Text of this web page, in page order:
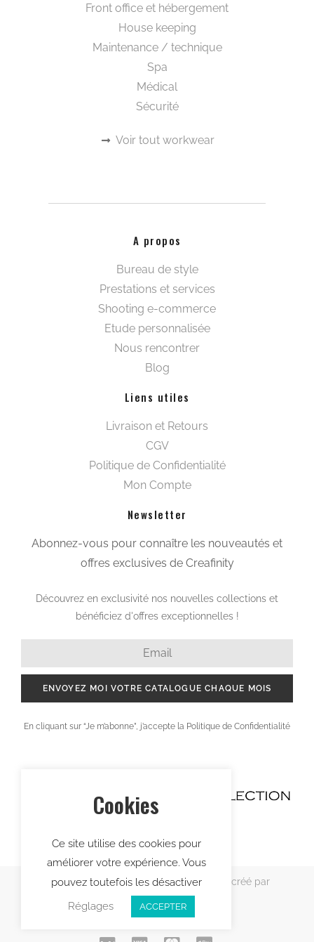
Front office et hébergement
House keeping
Maintenance / technique
Spa
Médical
Sécurité
Voir tout workwear
A propos
Bureau de style
Prestations et services
Shooting e-commerce
Etude personnalisée
Nous rencontrer
Blog
Liens utiles
Livraison et Retours
CGV
Politique de Confidentialité
Mon Compte
Newsletter
Abonnez-vous pour connaître les nouveautés et
offres exclusives de Creafinity
Découvrez en exclusivité nos nouvelles collections et
bénéficiez d'offres exceptionnelles !
ENVOYEZ MOI VOTRE CATALOGUE CHAQUE MOIS
En cliquant sur “Je m’abonne”, j’accepte la Politique de Confidentialité
Copyright © 2021 Creafinity Collection – créé par
Lekcie
Cookies
Ce site utilise des cookies pour
améliorer votre expérience. Vous
pouvez toutefois les désactiver
Réglages
ACCEPTER